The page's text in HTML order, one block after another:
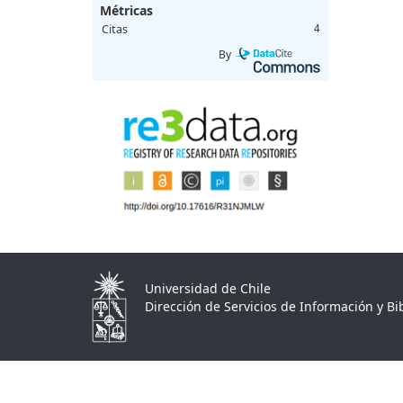
Métricas
Citas 4
By
Universidad de Chile
Dirección de Servicios de Información y